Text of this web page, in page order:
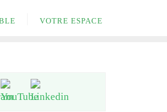
VOTRE ESPACE